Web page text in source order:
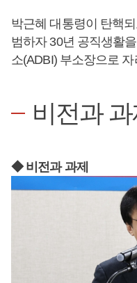
박근혜 대통령이 탄핵
범하자 30년 공직생활
소(ADBI) 부소장으로
비전과
◆ 비전과 과제